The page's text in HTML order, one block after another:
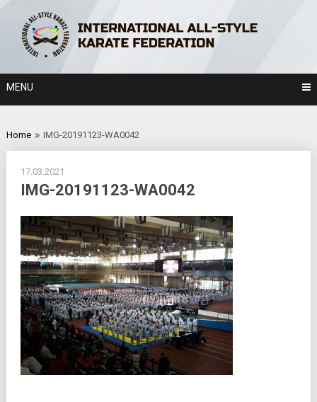
content
MENU
Home IMG-20191123-WA0042
17.03.2021
IMG-20191123-WA0042